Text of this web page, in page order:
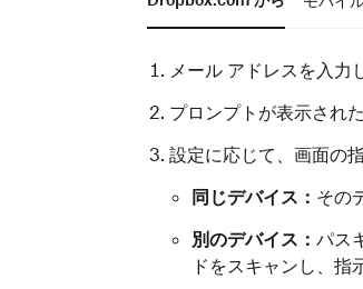
メール アドレスを入力
プロンプトが表示され
設定に応じて、画面の
同じデバイス： その
別のデバイス： パス
ドをスキャンし、指